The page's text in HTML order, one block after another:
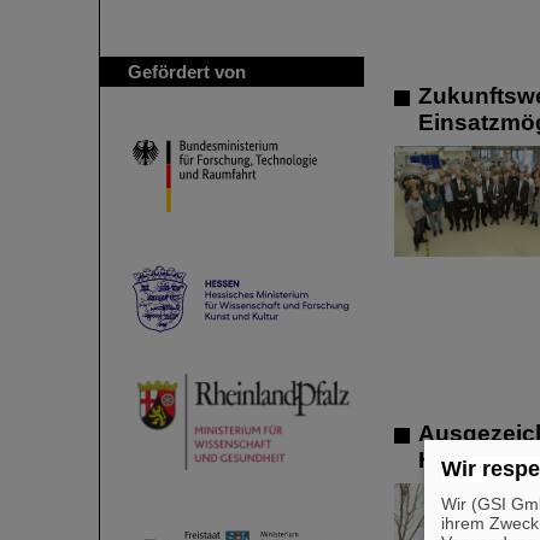
Gefördert von
Wir
Wir (GSI
ihrem